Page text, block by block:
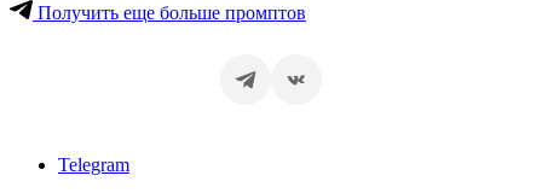
Получить еще больше промптов
Telegram